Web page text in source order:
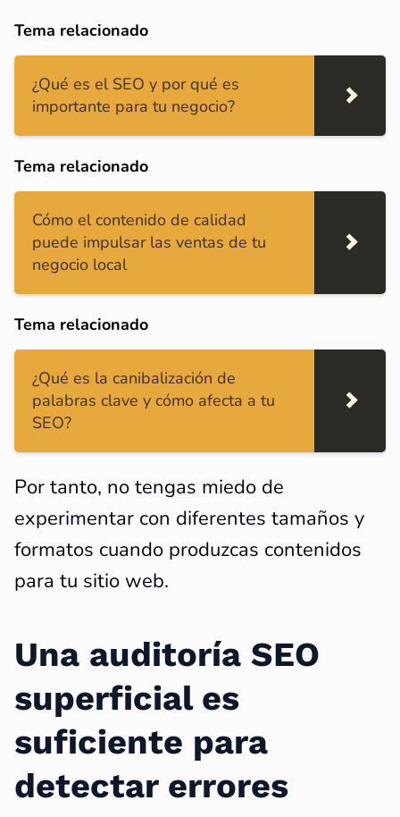
Tema relacionado
¿Qué es el SEO y por qué es
importante para tu negocio?
Tema relacionado
Cómo el contenido de calidad
puede impulsar las ventas de tu
negocio local
Tema relacionado
¿Qué es la canibalización de
palabras clave y cómo afecta a tu
SEO?
Por tanto, no tengas miedo de
experimentar con diferentes tamaños y
formatos cuando produzcas contenidos
para tu sitio web.
Una auditoría SEO
superficial es
suficiente para
detectar errores